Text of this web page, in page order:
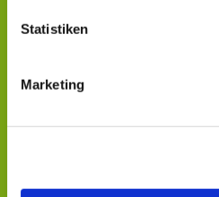
Statistiken
Marketing